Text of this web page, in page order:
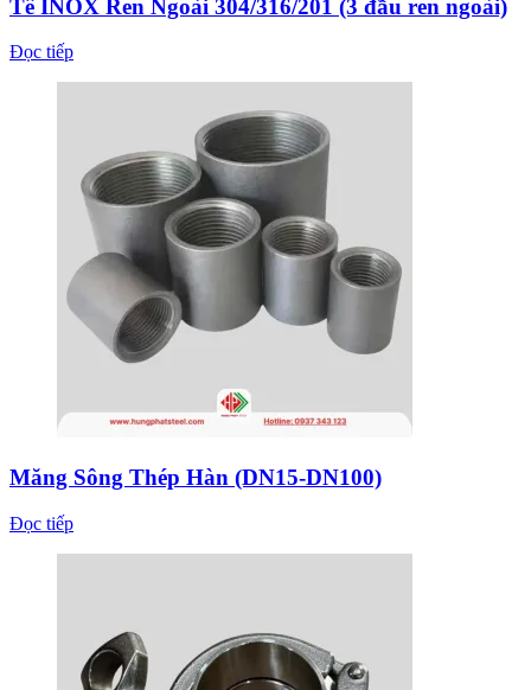
Tê INOX Ren Ngoài 304/316/201 (3 đầu ren ngoài)
Đọc tiếp
Măng Sông Thép Hàn (DN15-DN100)
Đọc tiếp